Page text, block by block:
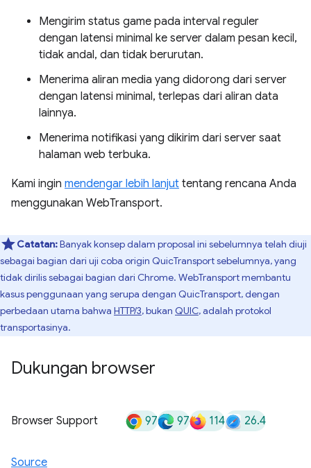
Mengirim status game pada interval reguler
dengan latensi minimal ke server dalam pesan kecil,
tidak andal, dan tidak berurutan.
Menerima aliran media yang didorong dari server
dengan latensi minimal, terlepas dari aliran data
lainnya.
Menerima notifikasi yang dikirim dari server saat
halaman web terbuka.
Kami ingin mendengar lebih lanjut tentang rencana Anda
menggunakan WebTransport.
Catatan:Banyak konsep dalam proposal ini sebelumnya telah diuji
sebagai bagian dari uji coba origin QuicTransport sebelumnya, yang
tidak dirilis sebagai bagian dari Chrome. WebTransport membantu
kasus penggunaan yang serupa dengan QuicTransport, dengan
perbedaan utama bahwa HTTP/3, bukan QUIC, adalah protokol
transportasinya.
Dukungan browser
Browser Support 97 97 114 26.4
Source